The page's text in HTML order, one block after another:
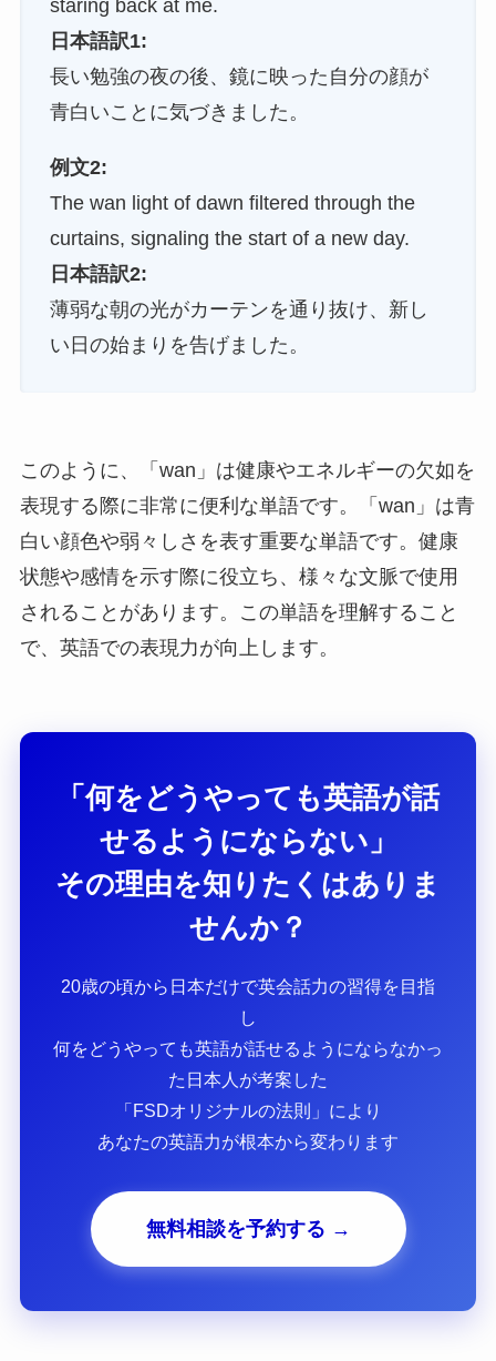
staring back at me.
日本語訳1:
長い勉強の夜の後、鏡に映った自分の顔が
青白いことに気づきました。
例文2:
The wan light of dawn filtered through the
curtains, signaling the start of a new day.
日本語訳2:
薄弱な朝の光がカーテンを通り抜け、新し
い日の始まりを告げました。
このように、「wan」は健康やエネルギーの欠如を
表現する際に非常に便利な単語です。「wan」は青
白い顔色や弱々しさを表す重要な単語です。健康
状態や感情を示す際に役立ち、様々な文脈で使用
されることがあります。この単語を理解すること
で、英語での表現力が向上します。
「何をどうやっても英語が話
せるようにならない」
その理由を知りたくはありま
せんか？
20歳の頃から日本だけで英会話力の習得を目指
し
何をどうやっても英語が話せるようにならなかっ
た日本人が考案した
「FSDオリジナルの法則」により
あなたの英語力が根本から変わります
無料相談を予約する →